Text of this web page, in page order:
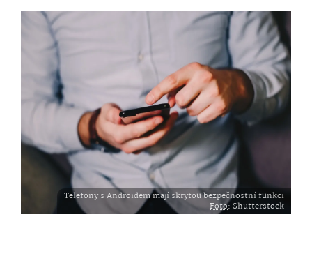
Telefony s Androidem mají skrytou bezpečnostní funkci
Foto: Shutterstock